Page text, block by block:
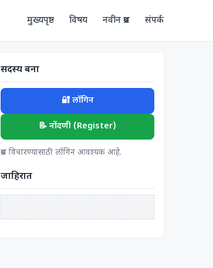
मुख्यपृष्ठ विषय नवीन प्रश्न संपर्क
सदस्य बना
🔐 लॉगिन
📝 नोंदणी (Register)
प्रश्न विचारण्यासाठी लॉगिन आवश्यक आहे.
जाहिरात